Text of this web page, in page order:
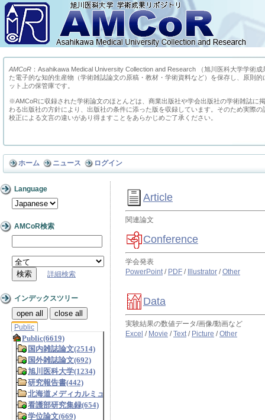
AMCoR ：Asahikawa Medical University Collection and Research （旭川医科大学学術
た電子的な知的生産物（学術雑誌論文の原稿・教材・学術資料など）を保存し、原則
ット上の保管庫です。
※AMCoRに収録された学術論文のほとんどは、商業出版社や学会出版社の学術雑誌に
わる出版社の方針により、出版社の条件に添った版を収録しています。そのため実際
校正による文言の違いがあり得ますことをあらかじめご了承ください。
ホーム ニュース ログイン
Language
AMCoR検索
詳細検索
インデックスツリー
open all close all
Public
Article
関連論文
Conference
学会発表
PowerPoint/ PDF / Illustrator /Other
Data
実験結果の数値データ/画像/動画など
Excel / Movie /Text/ Picture /Other